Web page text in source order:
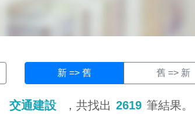
新 => 舊 舊 => 新
交通建設 ，共找出 2619 筆結果。